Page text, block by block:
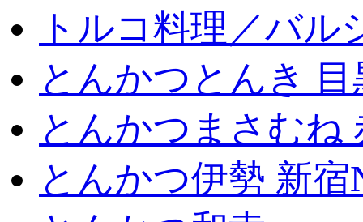
トルコ料理／バル
とんかつとんき
とんかつまさむね
とんかつ伊勢 新宿